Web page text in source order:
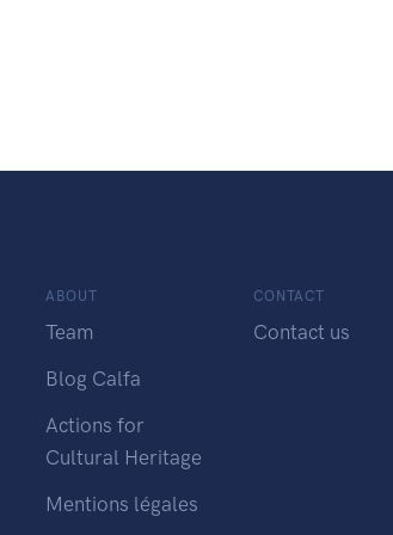
ABOUT
Team
Blog Calfa
Actions for
Cultural Heritage
Mentions légales
CONTACT
Contact us